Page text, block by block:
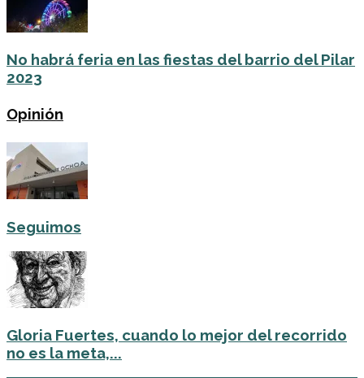
No habrá feria en las fiestas del barrio del Pilar
2023
Opinión
Seguimos
Gloria Fuertes, cuando lo mejor del recorrido
no es la meta,...